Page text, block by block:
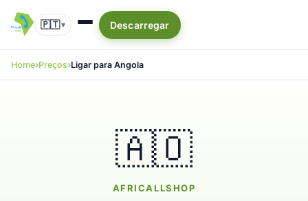
🇵🇹▾ Descarregar
Home Preços Ligar para Angola
🇦🇴
AFRICALLSHOP